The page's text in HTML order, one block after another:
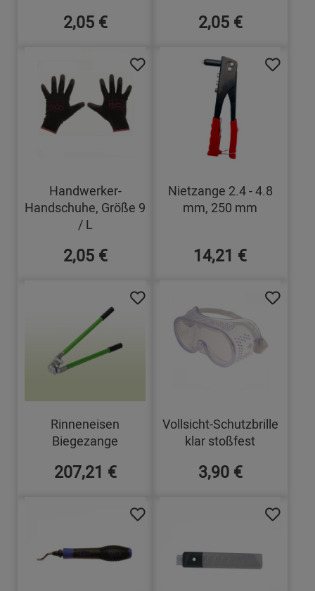
2,05 € 2,05 €
Handwerker-
Handschuhe, Größe 9
/ L
2,05 €
Nietzange 2.4 - 4.8
mm, 250 mm
14,21 €
Rinneneisen
Biegezange
207,21 €
Vollsicht-Schutzbrille
klar stoßfest
3,90 €